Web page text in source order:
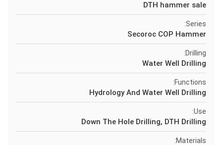
DTH hammer sale
Series:
Secoroc COP Hammer
Drilling:
Water Well Drilling
Functions:
Hydrology And Water Well Drilling
Use:
Down The Hole Drilling, DTH Drilling
Materials: